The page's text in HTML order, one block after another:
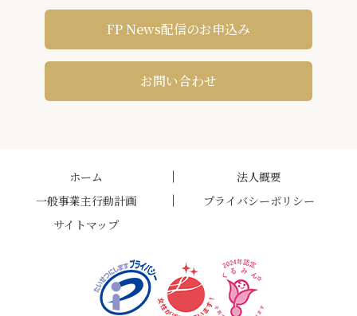
FP News配信のお申込み
お問い合わせ
ホーム
法人概要
一般事業主行動計画
プライバシーポリシー
サイトマップ